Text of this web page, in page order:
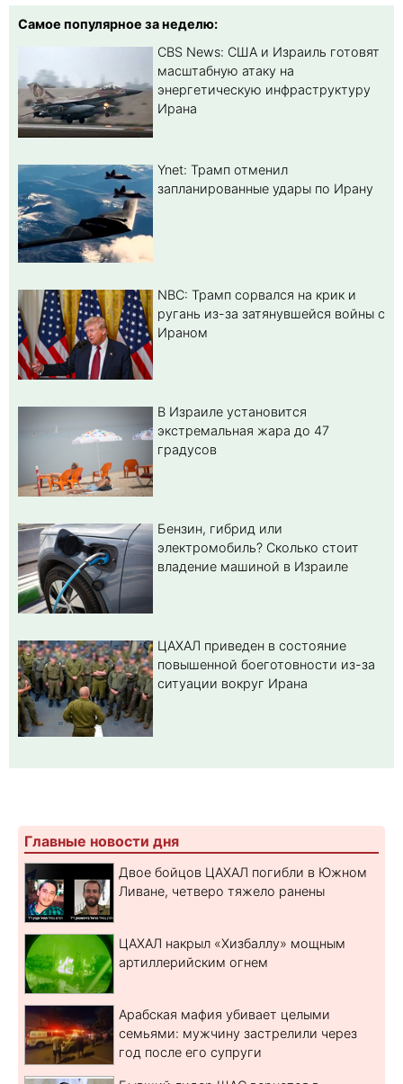
Самое популярное за неделю:
CBS News: США и Израиль готовят
масштабную атаку на
энергетическую инфраструктуру
Ирана
Ynet: Трамп отменил
запланированные удары по Ирану
NBC: Трамп сорвался на крик и
ругань из-за затянувшейся войны с
Ираном
В Израиле установится
экстремальная жара до 47
градусов
Бензин, гибрид или
электромобиль? Cколько стоит
владение машиной в Израиле
ЦАХАЛ приведен в состояние
повышенной боеготовности из-за
ситуации вокруг Ирана
Главные новости дня
Двое бойцов ЦАХАЛ погибли в Южном
Ливане, четверо тяжело ранены
ЦАХАЛ накрыл «Хизбаллу» мощным
артиллерийским огнем
Арабская мафия убивает целыми
семьями: мужчину застрелили через
год после его супруги